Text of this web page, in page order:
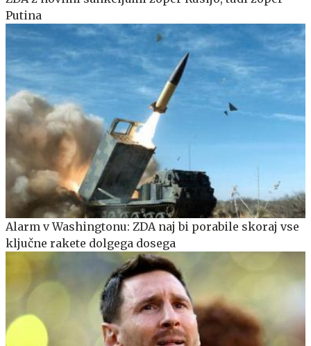
Putina
Alarm v Washingtonu: ZDA naj bi porabile skoraj vse
ključne rakete dolgega dosega